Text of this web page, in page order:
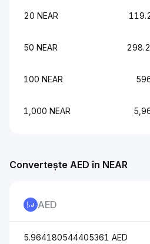
20 NEAR
50 NEAR
100 NEAR
1,000 NEAR
Convertește AED în NEAR
AED
5.964180544405361 AED